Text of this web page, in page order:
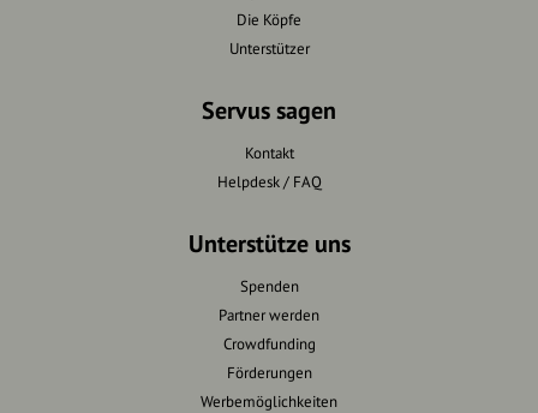
Die Köpfe
Unterstützer
Servus sagen
Kontakt
Helpdesk / FAQ
Unterstütze uns
Spenden
Partner werden
Crowdfunding
Förderungen
Werbemöglichkeiten